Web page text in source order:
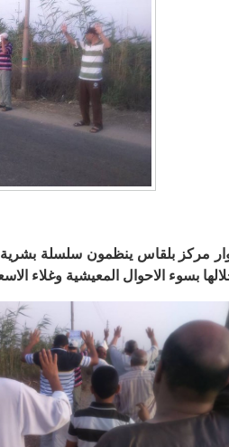
مركز بلقاس ينظمون سلسلة
بسوء الاحوال المعيشية وغلاء